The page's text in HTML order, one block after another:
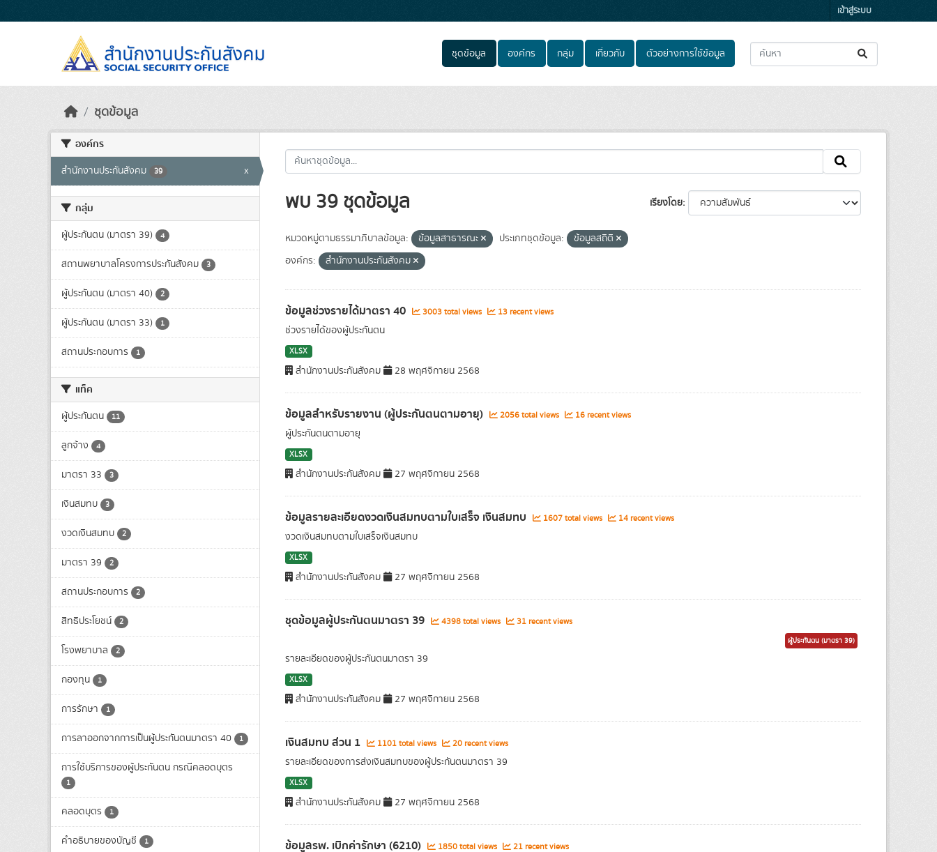
เข้าสู่ระบบ
ชุดข้อมูล องค์กร กลุ่ม เกี่ยวกับ ตัวอย่างการใช้ข้อมูล
ชุดข้อมูล
องค์กร
สำนักงานประกันสังคม 39 x
กลุ่ม
ผู้ประกันตน (มาตรา 39) 4
สถานพยาบาลโครงการประกันสังคม 3
ผู้ประกันตน (มาตรา 40) 2
ผู้ประกันตน (มาตรา 33) 1
สถานประกอบการ 1
แท็ค
ผู้ประกันตน 11
ลูกจ้าง 4
มาตรา 33 3
เงินสมทบ 3
งวดเงินสมทบ 2
มาตรา 39 2
สถานประกอบการ 2
สิทธิประโยชน์ 2
โรงพยาบาล 2
กองทุน 1
การรักษา 1
การลาออกจากการเป็นผู้ประกันตนมาตรา 40 1
การใช้บริการของผู้ประกันตน กรณีคลอดบุตร
1
คลอดบุตร 1
คำอธิบายของบัญชี 1
เรียงโดย
พบ 39 ชุดข้อมูล
หมวดหมู่ตามธรรมาภิบาลข้อมูล: ข้อมูลสาธารณะ ประเภทชุดข้อมูล:
ข้อมูลสถิติ
องค์กร:
สำนักงานประกันสังคม
ข้อมูลช่วงรายได้มาตรา 40 3003 total views 13 recent views
ช่วงรายได้ของผู้ประกันตน
XLSX
สำนักงานประกันสังคม 28 พฤศจิกายน 2568
ข้อมูลสำหรับรายงาน (ผู้ประกันตนตามอายุ) 2056 total views 16 recent views
ผู้ประกันตนตามอายุ
XLSX
สำนักงานประกันสังคม 27 พฤศจิกายน 2568
ข้อมูลรายละเอียดงวดเงินสมทบตามใบเสร็จ เงินสมทบ 1607 total views 14 recent views
งวดเงินสมทบตามใบเสร็จเงินสมทบ
XLSX
สำนักงานประกันสังคม 27 พฤศจิกายน 2568
ชุดข้อมูลผู้ประกันตนมาตรา 39 4398 total views 31 recent views
ผู้ประกันตน (มาตรา 39)
รายละเอียดของผู้ประกันตนมาตรา 39
XLSX
สำนักงานประกันสังคม 27 พฤศจิกายน 2568
เงินสมทบ ส่วน 1 1101 total views 20 recent views
รายละเอียดของการส่งเงินสมทบของผู้ประกันตนมาตรา 39
XLSX
สำนักงานประกันสังคม 27 พฤศจิกายน 2568
ข้อมูลรพ. เบิกค่ารักษา (6210) 1850 total views 21 recent views